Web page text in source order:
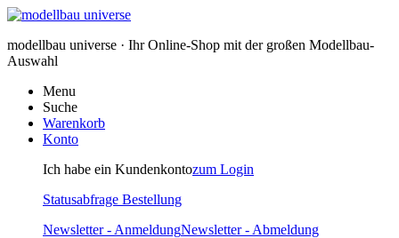
modellbau universe · Ihr Online-Shop mit der großen Modellbau-
Auswahl
Menu
Suche
Warenkorb
Konto
Ich habe ein Kundenkontozum Login
Statusabfrage Bestellung
Newsletter - AnmeldungNewsletter - Abmeldung